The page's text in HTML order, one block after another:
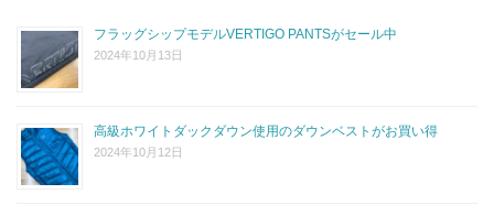
フラッグシップモデルVERTIGO PANTSがセール中
2024年10月13日
高級ホワイトダックダウン使用のダウンベストがお買い得
2024年10月12日